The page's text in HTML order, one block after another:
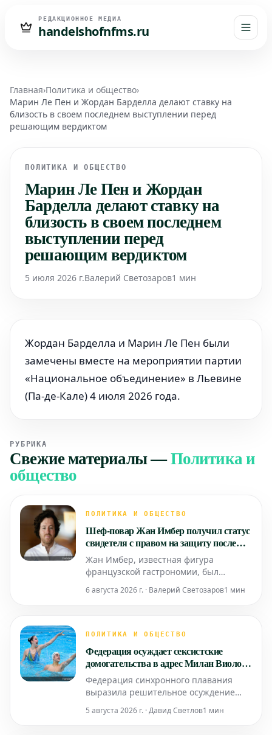
РЕДАКЦИОННОЕ МЕДИА
handelshofnfms.ru
Главная›Политика и общество›
Марин Ле Пен и Жордан Барделла делают ставку на
близость в своем последнем выступлении перед
решающим вердиктом
ПОЛИТИКА И ОБЩЕСТВО
Марин Ле Пен и Жордан
Барделла делают ставку на
близость в своем последнем
выступлении перед
решающим вердиктом
5 июля 2026 г.Валерий Светозаров1 мин
Жордан Барделла и Марин Ле Пен были
замечены вместе на мероприятии партии
«Национальное объединение» в Льевине
(Па-де-Кале) 4 июля 2026 года.
РУБРИКА
Свежие материалы—Политика и
общество
ПОЛИТИКА И ОБЩЕСТВО
Шеф-повар Жан Имбер получил статус
свидетеля с правом на защиту после
задержания
Жан Имбер, известная фигура
французской гастрономии, был
Париже. В его адрес поступили три
6 августа 2026 г. · Валерий Светозаров1 мин
ПОЛИТИКА И ОБЩЕСТВО
Федерация осуждает сексистские
домогательства в адрес Милан Виолон
в синхронном плавании
Федерация синхронного плавания
выразила решительное осуждение
которых стала известная спортсменка
5 августа 2026 г. · Давид Светлов1 мин